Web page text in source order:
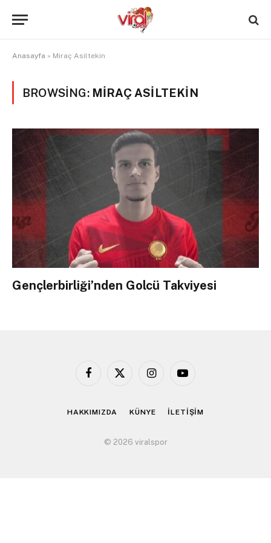
Anasayfa » Miraç Asiltekin
BROWSING: MIRAÇ ASILTEKIN
Gençlerbirliği’nden Golcü Takviyesi
Facebook
X
InstagramYouTube
HAKKIMIZDA KÜNYE İLETİŞİM
© 2026 viralspor